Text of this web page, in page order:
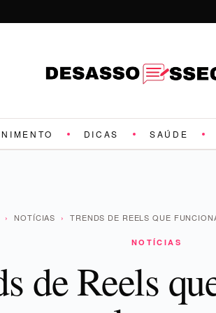
DICAS SAÚDE
› NOTÍCIAS › TRENDS DE REELS QUE
NOTÍCIAS
de Reels